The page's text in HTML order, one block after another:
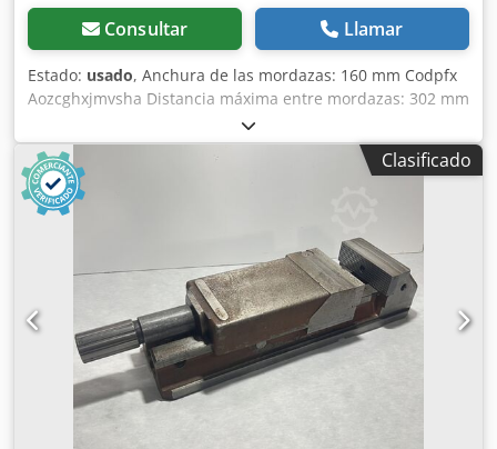
Consultar Llamar
Estado: usado, Anchura de las mordazas: 160 mm Codpfx
Aozcghxjmvsha Distancia máxima entre mordazas: 302 mm
Longitud total: 770 mm Peso: aproximadamente 60 kg
Tornillo de banco hidráulico Allmatic 160 con presión de
sujeción ajustable Longitud total: 770 mm Anchura de las
mordazas: 160 mm Altura de las mordazas: 50 mm
Distancia entre mordazas: 302 mm
Clasificado